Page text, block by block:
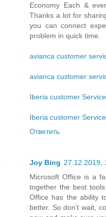
Economy Each &
Thanks a lot for
you can connect
problem in quick time.
avianca customer
avianca customer
Iberia customer
Iberia customer
Ответить
Joy Bing 27.12.2019,
Microsoft Office is a
together the best
Office has the ability
better. So don’t wait,